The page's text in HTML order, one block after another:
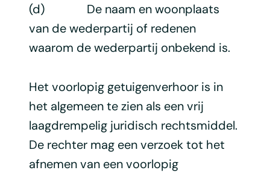
(d) De naam en woonplaats
van de wederpartij of redenen
waarom de wederpartij onbekend is.
Het voorlopig getuigenverhoor is in
het algemeen te zien als een vrij
laagdrempelig juridisch rechtsmiddel.
De rechter mag een verzoek tot het
afnemen van een voorlopig